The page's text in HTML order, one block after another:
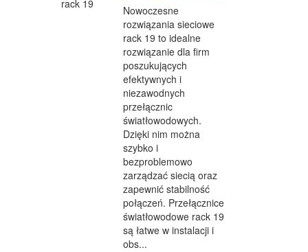
Nowoczesne
rozwiązania sieciowe
rack 19 to idealne
rozwiązanie dla firm
poszukujących
efektywnych i
niezawodnych
przełącznic
światłowodowych.
Dzięki nim można
szybko i
bezproblemowo
zarządzać siecią oraz
zapewnić stabilność
połączeń. Przełącznice
światłowodowe rack 19
są łatwe w instalacji i
obs...